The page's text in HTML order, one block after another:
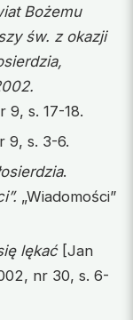
Bożemu
św. z okazji
9, s. 17-18.
9, s. 3-6.
.
„Wiadomości”
lękać[Jan
nr 30, s. 6-